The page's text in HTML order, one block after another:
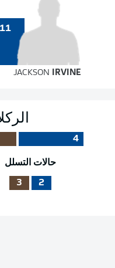
11
JACKSON IRVINE
4
حالات التسلل
2
3